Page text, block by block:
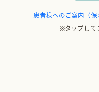
患者様へのご案内（保
※タップして